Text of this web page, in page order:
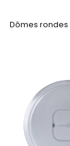
Dômes rondes